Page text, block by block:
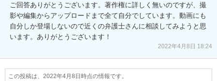
ご回答ありがとうございます。著作権に詳しく無いのですが、撮
影や編集からアップロードまで全て自分でしています。動画にも
自分しか登場しないので近くの弁護士さんに相談してみようと思
います。ありがとうございます！
2022年4月8日 18:24
この投稿は、2022年4月8日時点の情報です。